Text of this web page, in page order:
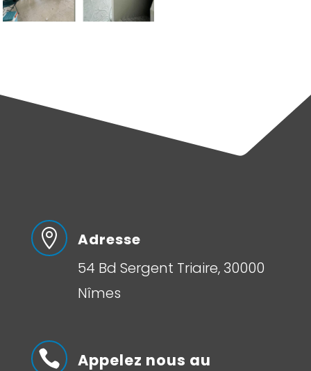

Adresse
54 Bd Sergent Triaire, 30000
Nîmes
 Appelez nous au